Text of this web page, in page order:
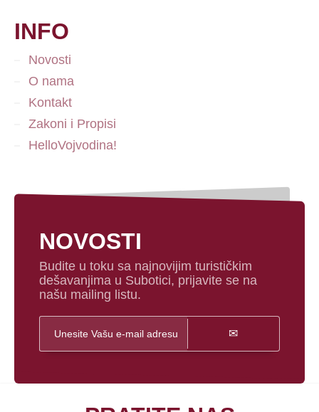
INFO
Novosti
O nama
Kontakt
Zakoni i Propisi
HelloVojvodina!
NOVOSTI
Budite u toku sa najnovijim turističkim
dešavanjima u Subotici, prijavite se na
našu mailing listu.